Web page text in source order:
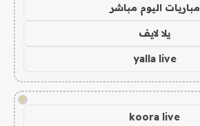
مباريات اليوم مباشر
يلا لايف
yalla live
!
koora live